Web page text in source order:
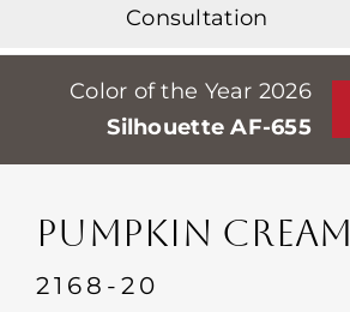
Professionals
Stores
Εκδηλώσεις
Επαφή
Consultation
Color of the Year 2026
Silhouette AF-655
PUMPKIN CREAM
2168-20